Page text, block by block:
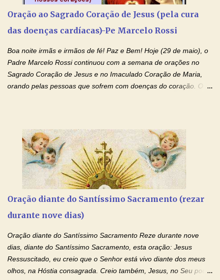
Nosso Senhor Jesus Cristo, concedei a vida a todos aqueles que
se encontram encarcerados em um vício, escravos de alguma
droga. Senhor, Pai Poderoso e cheio de Misericórdia, na
drogas, c...
Oração ao Sagrado Coração de Jesus (pela cura
das doenças cardíacas)-Pe Marcelo Rossi
Boa noite irmãs e irmãos de fé! Paz e Bem! Hoje (29 de maio), o
Padre Marcelo Rossi continuou com a semana de orações no
Sagrado Coração de Jesus e no Imaculado Coração de Maria,
orando pelas pessoas que sofrem com doenças do coração. O
esta abençoada semana de orações no programa de rádio
Momento de Fé, vamos juntos formar uma forte corrente de
orações com o Padre Marcelo. Não desista do milagre, da cura;
tenha fé, creia firmemente e ore incessantemente até que o
Kairós aconteça em sua vida. Fique no Amor Ágape de Jesus e
no Amor Materno de Nossa Senhora. Adriana-Devoção e Fé
Mensagem do Padre Marcelo Rossi por E-mail: Amados!! Nesta
quarta feira, vamos orar pelas pessoas que sofrem com as
IMACULADO CORAÇÃO DE MAR...
Oração diante do Santíssimo Sacramento (rezar
durante nove dias)
Oração diante do Santíssimo Sacramento Reze durante nove
dias, diante do Santíssimo Sacramento, esta oração: Jesus
Ressuscitado, eu creio que o Senhor está vivo diante dos meus
olhos, na Hóstia consagrada. Creio também, Jesus, no Seu poder